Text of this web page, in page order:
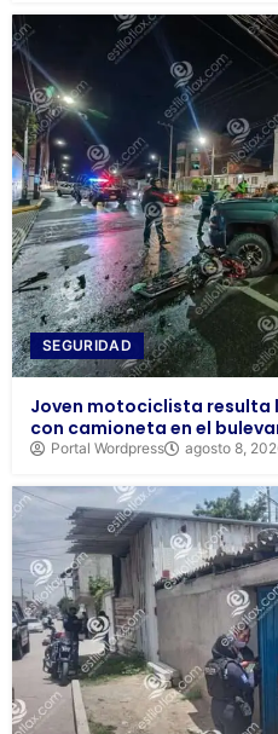
SEGURIDAD
Joven motociclista resulta
con camioneta en el
Portal Wordpress agosto 8,